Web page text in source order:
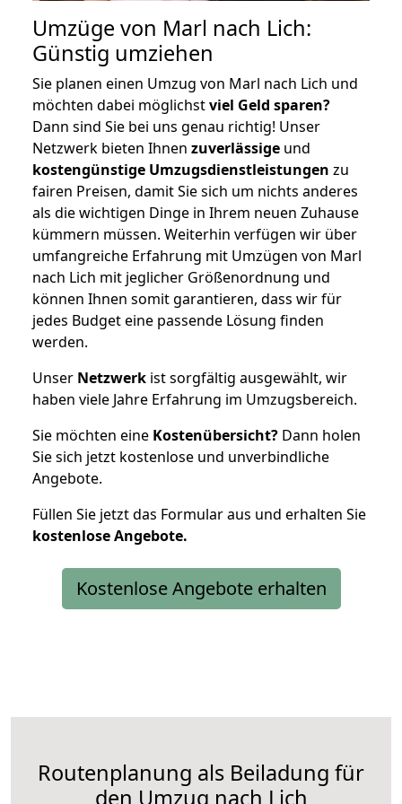
Umzüge von Marl nach Lich:
Günstig umziehen
Sie planen einen Umzug von Marl nach Lich und
möchten dabei möglichstviel Geld sparen?
Dann sind Sie bei uns genau richtig! Unser
Netzwerk bieten Ihnen zuverlässige und
kostengünstige Umzugsdienstleistungen zu
fairen Preisen, damit Sie sich um nichts anderes
als die wichtigen Dinge in Ihrem neuen Zuhause
kümmern müssen. Weiterhin verfügen wir über
umfangreiche Erfahrung mit Umzügen von Marl
nach Lich mit jeglicher Größenordnung und
können Ihnen somit garantieren, dass wir für
jedes Budget eine passende Lösung finden
werden.
Unser Netzwerk ist sorgfältig ausgewählt, wir
haben viele Jahre Erfahrung im Umzugsbereich.
Sie möchten eine Kostenübersicht? Dann holen
Sie sich jetzt kostenlose und unverbindliche
Angebote.
Füllen Sie jetzt das Formular aus und erhalten Sie
kostenloseAngebote.
Kostenlose Angebote erhalten
Routenplanung als Beiladung für
den Umzug nach Lich